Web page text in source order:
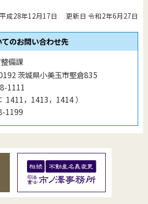
成28年12月17日 更新日 令和2年6月27日
のお問い合わせ先
備課
茨城県小美玉市堅倉835
1111
： 1411，1413，1414）
1199